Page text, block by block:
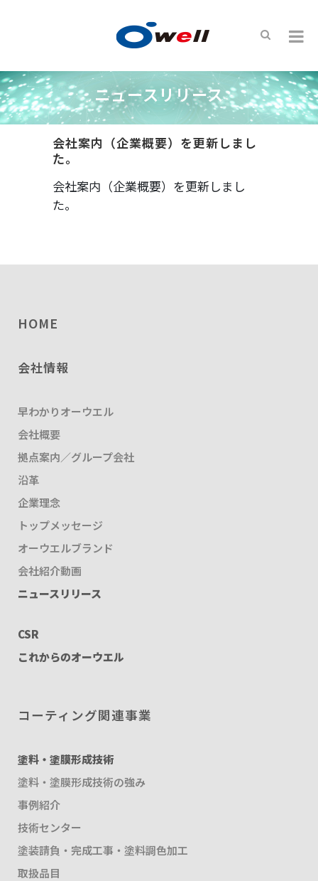
ニュースリリース
会社案内（企業概要）を更新しまし
た。
会社案内（企業概要）を更新しまし
た。
HOME
会社情報
早わかりオーウエル
会社概要
拠点案内／グループ会社
沿革
企業理念
トップメッセージ
オーウエルブランド
会社紹介動画
ニュースリリース
CSR
これからのオーウエル
コーティング関連事業
塗料・塗膜形成技術
塗料・塗膜形成技術の強み
事例紹介
技術センター
塗装請負・完成工事・塗料調色加工
取扱品目